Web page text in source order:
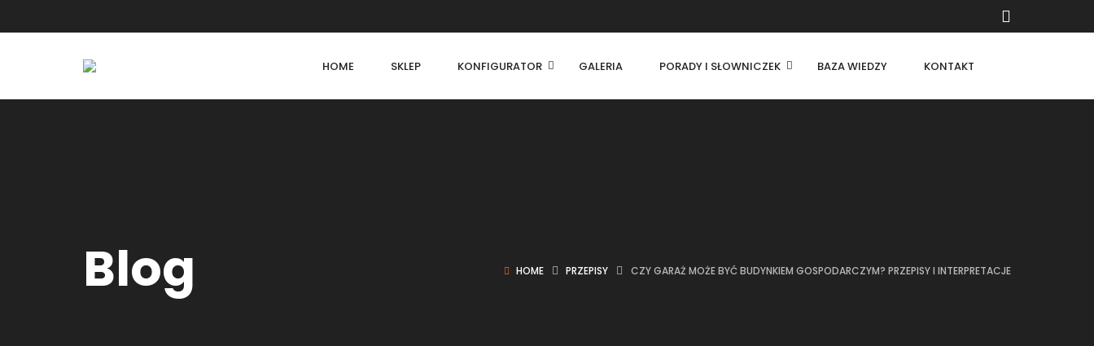
HOME SKLEP KONFIGURATOR GALERIA PORADY I SŁOWNICZEK BAZA WIEDZY KONTAKT
Blog HOME PRZEPISY CZY GARAŻ MOŻE BYĆ BUDYNKIEM GOSPODARCZYM? PRZEPISY I INTERPRETACJE